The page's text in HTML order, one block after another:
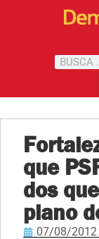
que
dos
plano
07/08/2012